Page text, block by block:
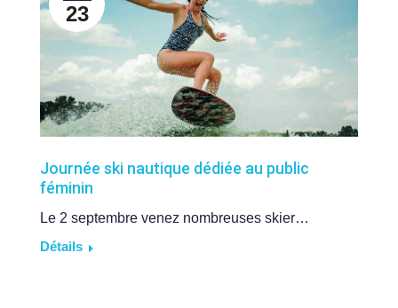
23
Journée ski nautique dédiée au public
féminin
Le 2 septembre venez nombreuses skier…
Détails